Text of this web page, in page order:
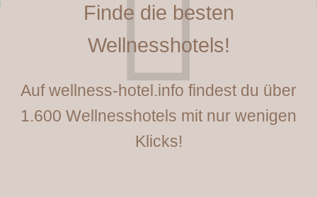
Finde die besten
Wellnesshotels!
Auf wellness-hotel.info findest du über
1.600 Wellnesshotels mit nur wenigen
Klicks!